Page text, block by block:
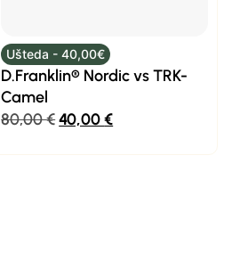
Ušteda - 40,00€
D.Franklin® Nordic vs TRK-
Camel
80,00€40,00€